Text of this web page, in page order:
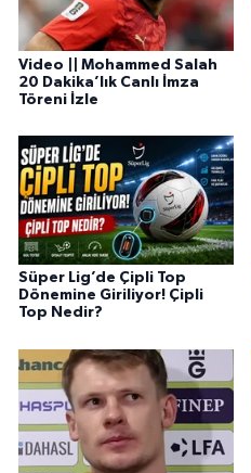
Video || Mohammed Salah
20 Dakika’lık Canlı İmza
Töreni İzle
Süper Lig’de Çipli Top
Dönemine Giriliyor! Çipli
Top Nedir?